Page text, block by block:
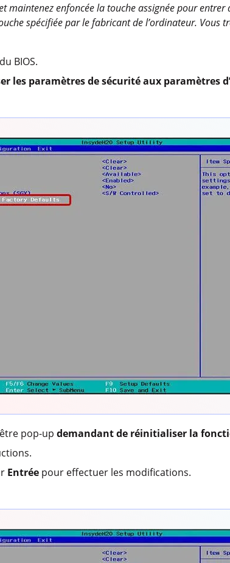
maintenez enfoncée la touche assignée pour entrer
spécifiée par le fabricant de l’ordinateur.
du BIOS.
les paramètres de sécurité aux paramètres
pop-up demandant de réinitialiser la
Entrée pour effectuer les modifications.